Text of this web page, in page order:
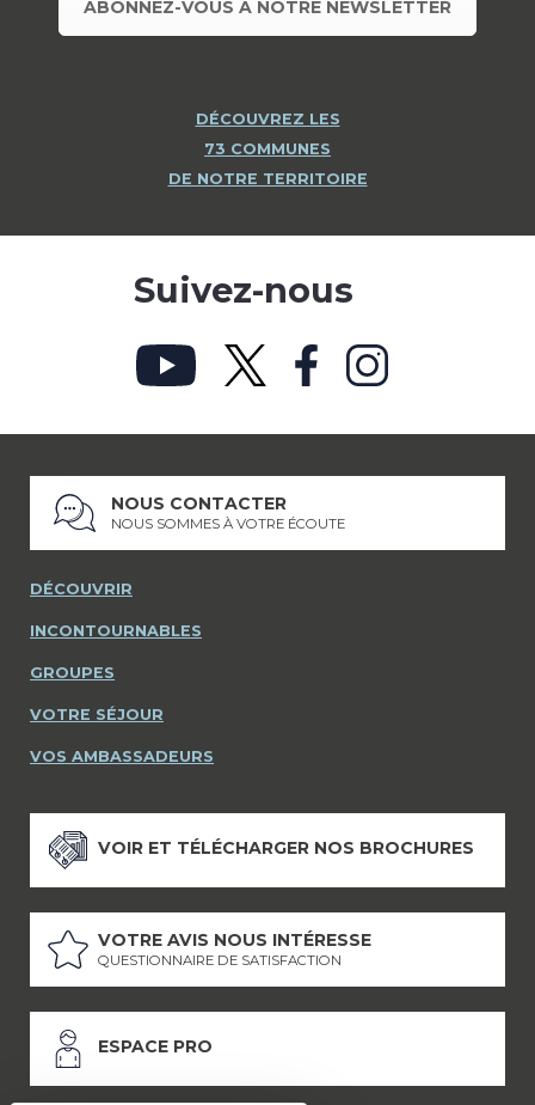
ABONNEZ-VOUS À NOTRE NEWSLETTER
DÉCOUVREZ LES
73 COMMUNES
DE NOTRE TERRITOIRE
Suivez-nous
NOUS CONTACTER
NOUS SOMMES À VOTRE ÉCOUTE
DÉCOUVRIR
INCONTOURNABLES
GROUPES
VOTRE SÉJOUR
VOS AMBASSADEURS
VOIR ET TÉLÉCHARGER NOS BROCHURES
VOTRE AVIS NOUS INTÉRESSE
QUESTIONNAIRE DE SATISFACTION
ESPACE PRO